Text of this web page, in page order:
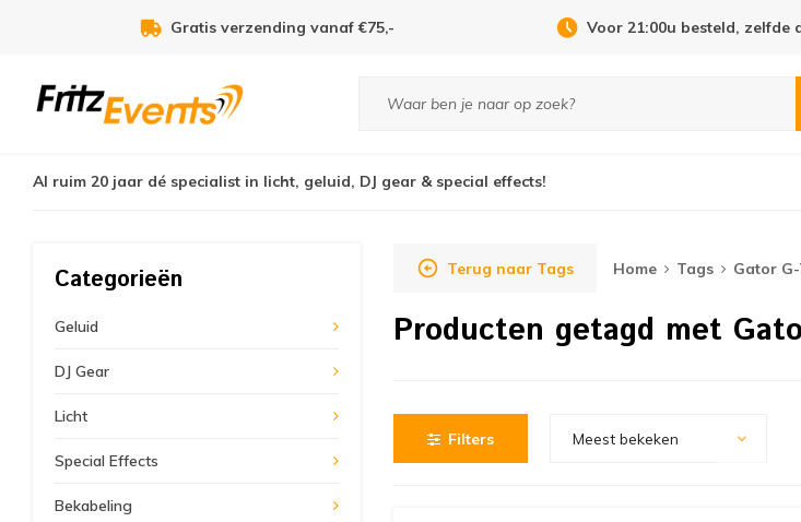
Gratis verzending vanaf €75,- Voor 21:00u besteld, zelfde
Al ruim 20 jaar dé specialist in licht, geluid, DJ gear & special effects!
Categorieën
Geluid
DJ Gear
Licht
Special Effects
Bekabeling
Terug naar Tags Home Tags Gator
Producten getagd met
Filters Meest bekeken